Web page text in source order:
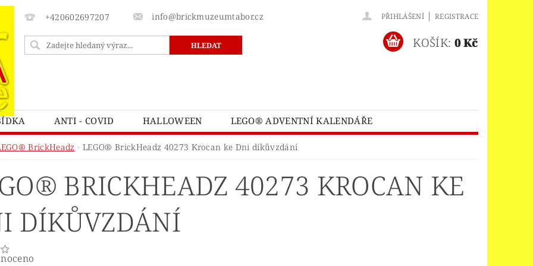
+420602697207 info@brickmuzeumtabor.cz PŘIHLÁŠENÍ | REGISTRACE
KOŠÍK: 0 Kč
ANTI - COVID HALLOWEEN
LEGO® ADVENTNÍ KALENDÁŘE
LEGO® ART LEGO® AVATAR
LEGO® BATMAN MOVIE
LEGO® CASTLE A KINGDOMS LEGO® CITY LEGO® CLASSIC
LEGO® CREATOR
LEGO® DOTS LEGO® DUPLO
LEGO® FRIENDS
LEGO® GÁBININ KOUZELNÝ DOMEK
POTTER
BrickHeadz LEGO® BrickHeadz 40273 Krocan ke Dni díkůvzdání
BRICKHEADZ 40273 KROCAN KE
DÍKŮVZDÁNÍ